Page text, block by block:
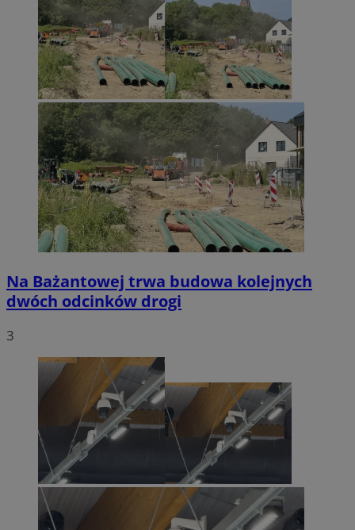
Na Bażantowej trwa budowa kolejnych
dwóch odcinków drogi
3